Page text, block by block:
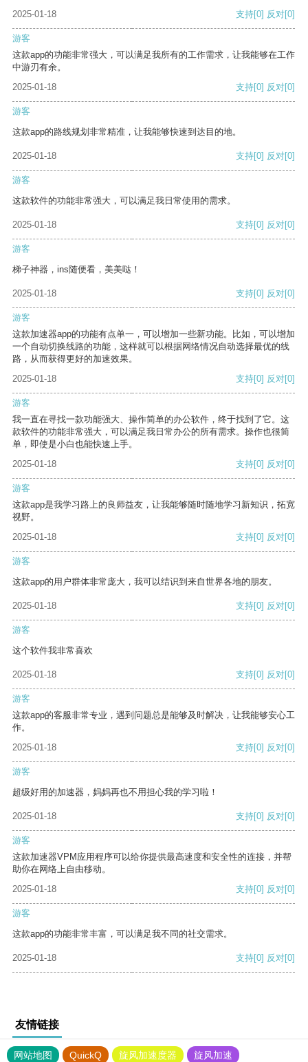
2025-01-18 支持[0] 反对[0]
游客
这款app的功能非常强大，可以满足我所有的工作需求，让我能够在工作
中游刃有余。
2025-01-18
支持[0] 反对[0]
游客
这款app的路线规划非常精准，让我能够快速到达目的地。
2025-01-18 支持[0] 反对[0]
游客
这款软件的功能非常强大，可以满足我日常使用的需求。
2025-01-18 支持[0] 反对[0]
游客
梯子神器，ins随便看，美美哒！
2025-01-18 支持[0] 反对[0]
游客
这款加速器app的功能有点单一，可以增加一些新功能。比如，可以增加
一个自动切换线路的功能，这样就可以根据网络情况自动选择最优的线
路，从而获得更好的加速效果。
2025-01-18
支持[0] 反对[0]
游客
我一直在寻找一款功能强大、操作简单的办公软件，终于找到了它。这
款软件的功能非常强大，可以满足我日常办公的所有需求。操作也很简
单，即使是小白也能快速上手。
2025-01-18
支持[0] 反对[0]
游客
这款app是我学习路上的良师益友，让我能够随时随地学习新知识，拓宽
视野。
2025-01-18
支持[0] 反对[0]
游客
这款app的用户群体非常庞大，我可以结识到来自世界各地的朋友。
2025-01-18 支持[0] 反对[0]
游客
这个软件我非常喜欢
2025-01-18 支持[0] 反对[0]
游客
这款app的客服非常专业，遇到问题总是能够及时解决，让我能够安心工
作。
2025-01-18
支持[0] 反对[0]
游客
超级好用的加速器，妈妈再也不用担心我的学习啦！
2025-01-18 支持[0] 反对[0]
游客
这款加速器VPM应用程序可以给你提供最高速度和安全性的连接，并帮
助你在网络上自由移动。
2025-01-18
支持[0] 反对[0]
游客
这款app的功能非常丰富，可以满足我不同的社交需求。
2025-01-18 支持[0] 反对[0]
友情链接
网站地图 QuickQ 旋风加速度器
旋风加速